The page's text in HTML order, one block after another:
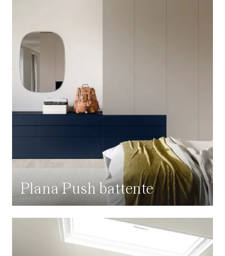
Plana Push battente